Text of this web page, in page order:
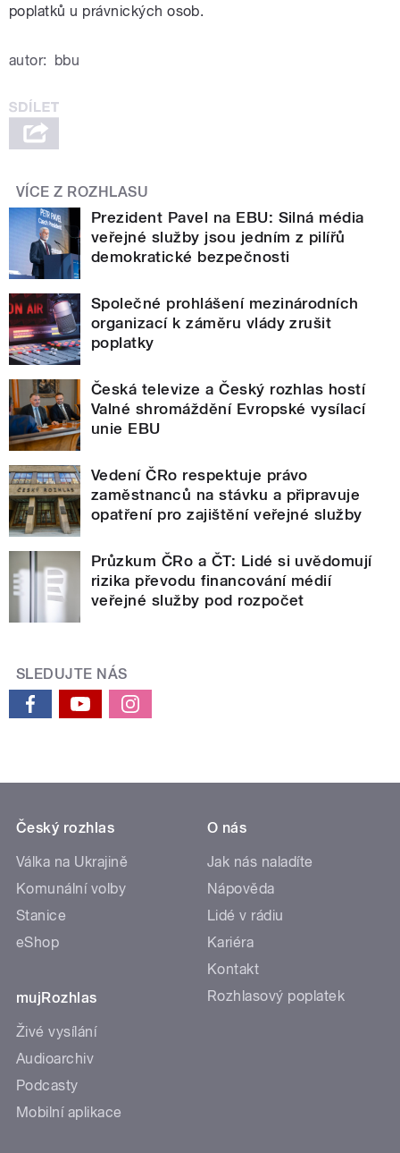
poplatků u právnických osob.
autor: bbu
VÍCE Z ROZHLASU
Prezident Pavel na EBU: Silná média
veřejné služby jsou jedním z pilířů
demokratické bezpečnosti
Společné prohlášení mezinárodních
organizací k záměru vlády zrušit
poplatky
Česká televize a Český rozhlas hostí
Valné shromáždění Evropské vysílací
unie EBU
Vedení ČRo respektuje právo
zaměstnanců na stávku a připravuje
opatření pro zajištění veřejné služby
Průzkum ČRo a ČT: Lidé si uvědomují
rizika převodu financování médií
veřejné služby pod rozpočet
SLEDUJTE NÁS
Český rozhlas
Válka na Ukrajině
Komunální volby
Stanice
eShop
mujRozhlas
Živé vysílání
Audioarchiv
Podcasty
Mobilní aplikace
O nás
Jak nás naladíte
Nápověda
Lidé v rádiu
Kariéra
Kontakt
Rozhlasový poplatek